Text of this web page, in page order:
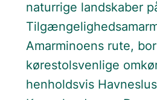
naturrige landskaber
Amarminoens rute,
kørestolsvenlige
henholdsvis